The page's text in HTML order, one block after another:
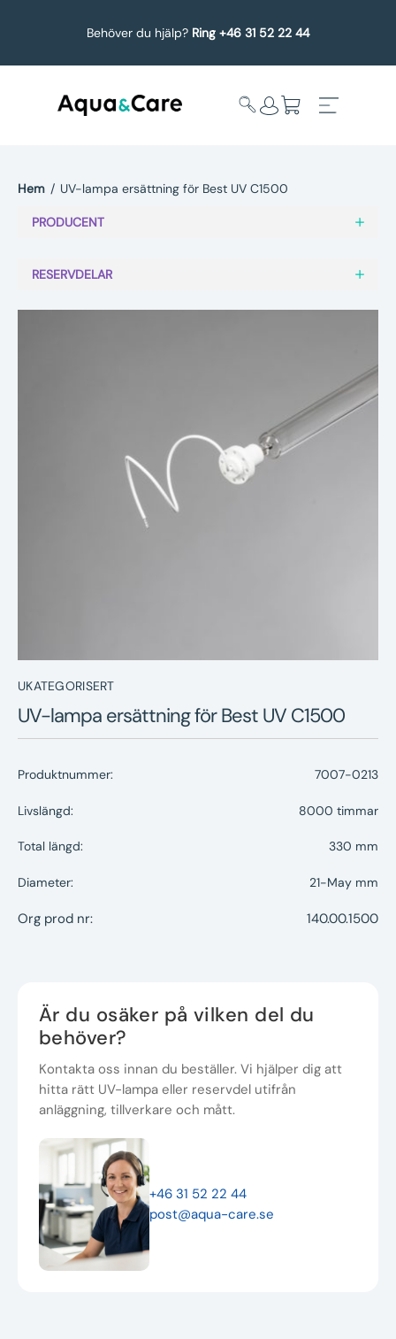
Behöver du hjälp? Ring +46 31 52 22 44
undermeny
Service
Underhållstips
Hem / UV-lampa ersättning för Best UV C1500
PRODUCENT
RESERVDELAR
UKATEGORISERT
UV-lampa ersättning för Best UV C1500
Produktnummer: 7007-0213
Livslängd: 8000 timmar
Total längd: 330 mm
Diameter: 21-May mm
Org prod nr: 140.00.1500
Är du osäker på vilken del du
behöver?
Kontakta oss innan du beställer. Vi hjälper dig att
hitta rätt UV-lampa eller reservdel utifrån
anläggning, tillverkare och mått.
+46 31 52 22 44
post@aqua-care.se